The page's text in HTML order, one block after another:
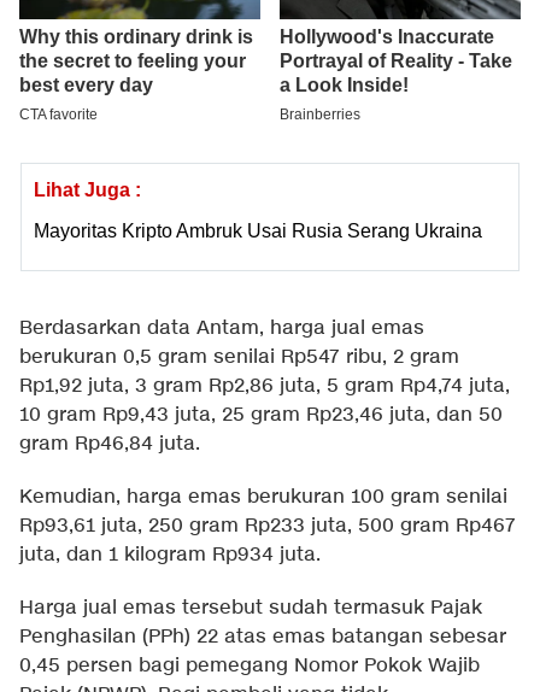
Lihat Juga :
Mayoritas Kripto Ambruk Usai Rusia Serang Ukraina
Berdasarkan data Antam, harga jual emas
berukuran 0,5 gram senilai Rp547 ribu, 2 gram
Rp1,92 juta, 3 gram Rp2,86 juta, 5 gram Rp4,74 juta,
10 gram Rp9,43 juta, 25 gram Rp23,46 juta, dan 50
gram Rp46,84 juta.
Kemudian, harga emas berukuran 100 gram senilai
Rp93,61 juta, 250 gram Rp233 juta, 500 gram Rp467
juta, dan 1 kilogram Rp934 juta.
Harga jual emas tersebut sudah termasuk Pajak
Penghasilan (PPh) 22 atas emas batangan sebesar
0,45 persen bagi pemegang Nomor Pokok Wajib